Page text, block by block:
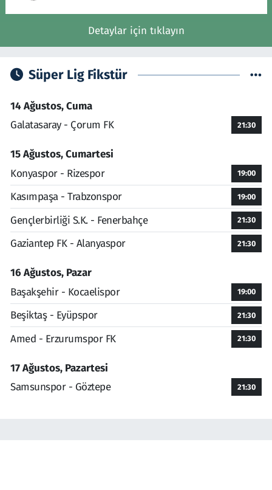
Detaylar için tıklayın
Süper Lig Fikstür
14 Ağustos, Cuma
Galatasaray - Çorum FK
21:30
15 Ağustos, Cumartesi
Konyaspor - Rizespor
19:00
Kasımpaşa - Trabzonspor 19:00
Gençlerbirliği S.K. - Fenerbahçe 21:30
Gaziantep FK - Alanyaspor 21:30
16 Ağustos, Pazar
Başakşehir - Kocaelispor
19:00
Beşiktaş - Eyüpspor 21:30
Amed - Erzurumspor FK 21:30
17 Ağustos, Pazartesi
Samsunspor - Göztepe
21:30